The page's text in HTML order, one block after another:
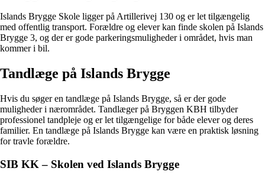
Islands Brygge Skole ligger på Artillerivej 130 og er let tilgængelig
med offentlig transport. Forældre og elever kan finde skolen på Islands
Brygge 3, og der er gode parkeringsmuligheder i området, hvis man
kommer i bil.
Tandlæge på Islands Brygge
Hvis du søger en tandlæge på Islands Brygge, så er der gode
muligheder i nærområdet. Tandlæger på Bryggen KBH tilbyder
professionel tandpleje og er let tilgængelige for både elever og deres
familier. En tandlæge på Islands Brygge kan være en praktisk løsning
for travle forældre.
SIB KK – Skolen ved Islands Brygge